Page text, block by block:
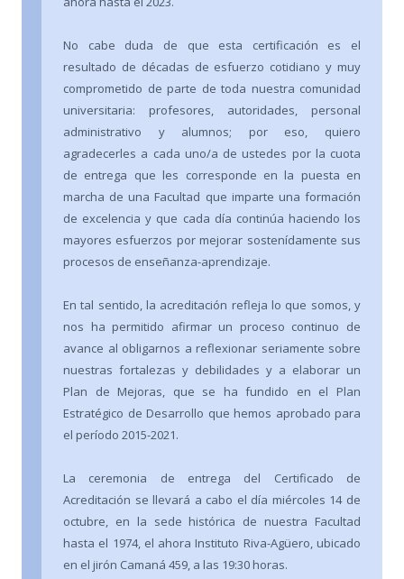
No cabe duda de que esta certificación es el
resultado de décadas de esfuerzo cotidiano y muy
comprometido de parte de toda nuestra comunidad
universitaria: profesores, autoridades, personal
administrativo y alumnos; por eso, quiero
agradecerles a cada uno/a de ustedes por la cuota
de entrega que les corresponde en la puesta en
marcha de una Facultad que imparte una formación
de excelencia y que cada día continúa haciendo los
mayores esfuerzos por mejorar sostenídamente sus
procesos de enseñanza-aprendizaje.
En tal sentido, la acreditación refleja lo que somos, y
nos ha permitido afirmar un proceso continuo de
avance al obligarnos a reflexionar seriamente sobre
nuestras fortalezas y debilidades y a elaborar un
Plan de Mejoras, que se ha fundido en el Plan
Estratégico de Desarrollo que hemos aprobado para
el período 2015-2021.
La ceremonia de entrega del Certificado de
Acreditación se llevará a cabo el día miércoles 14 de
octubre, en la sede histórica de nuestra Facultad
hasta el 1974, el ahora Instituto Riva-Agüero, ubicado
en el jirón Camaná 459, a las 19:30 horas.